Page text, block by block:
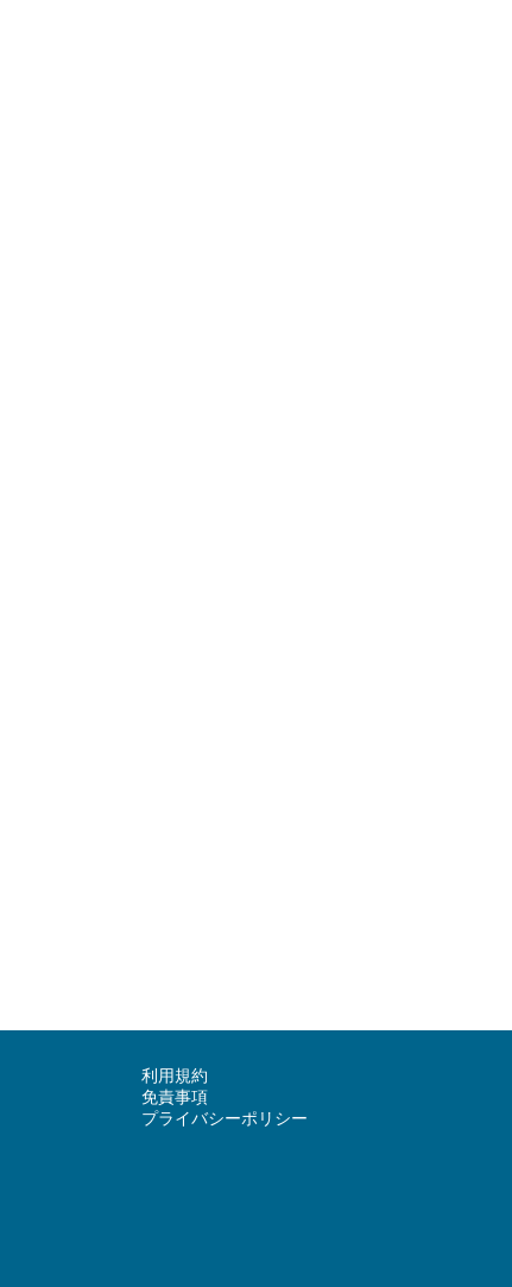
利用規約
免責事項
プライバシーポリシー